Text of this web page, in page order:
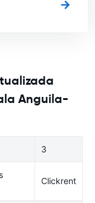
Anguila-
3
Clickrent